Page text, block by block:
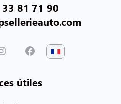
81 71 90
útiles